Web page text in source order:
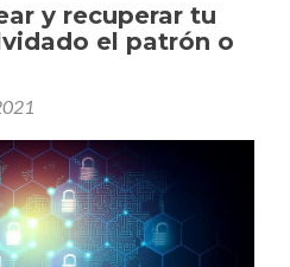
y recuperar tu
el patrón o